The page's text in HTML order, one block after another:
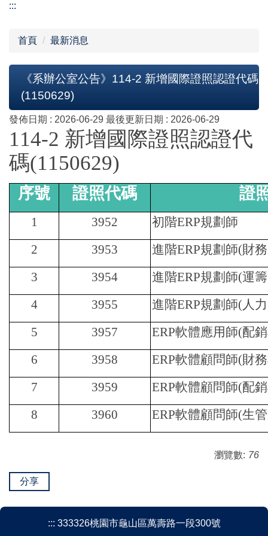
:::
首頁 最新消息
《系辦公室公告》114-2 新增國際證照認證代碼
(1150629)
發佈日期 : 2026-06-29 最後更新日期 : 2026-06-29
114-2 新增國際證照認證代
碼(1150629)
序號 證照代碼 證
1 3952
初階ERP規劃師
2
3953
進階ERP規劃師(財
3
3954
進階ERP規劃師(運
4
3955
進階ERP規劃師(人
5
3957 ERP軟體應用師(配
6
3958 ERP軟體顧問師(財
7
3959 ERP軟體顧問師(配
8
3960 ERP軟體顧問師(生
瀏覽數: 76
分享
::: 333326桃園市龜山區萬壽路一段300號